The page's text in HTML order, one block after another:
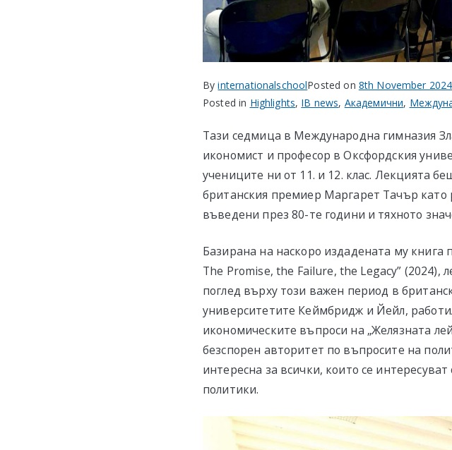
ByinternationalschoolPosted on 8th November 2024
Posted in Highlights, IB news, Академични,
Тази седмица в Международна гимназия
икономист и професор в Оксфордския
учениците ни от 11. и 12. клас. Лекцията
британския премиер Маргарет Тачър
въведени през 80-те години и тяхното
Базирана на наскоро издадената му книга
The Promise, the Failure, the Legacy”
поглед върху този важен период в
университетите Кеймбридж и Йейл,
икономическите въпроси на „Желязната
безспорен авторитет по въпросите на
интересна за всички, които се
политики.